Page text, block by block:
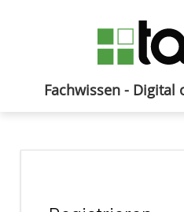
Fachwissen - Digital